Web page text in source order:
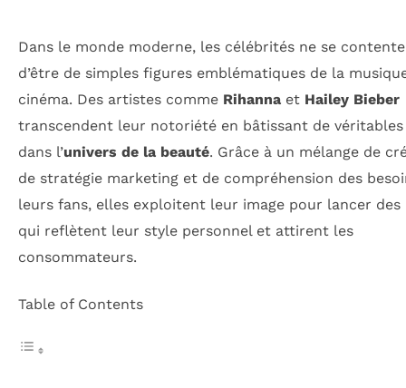
Dans le monde moderne, les célébrités ne se
d’être de simples figures emblématiques de la
cinéma. Des artistes comme Rihanna et Hailey Bieber
transcendent leur notoriété en bâtissant de véritables
dans l’univers de la beauté. Grâce à un mélange de
de stratégie marketing et de compréhension des
leurs fans, elles exploitent leur image pour lancer des
qui reflètent leur style personnel et attirent les
consommateurs.
Table of Contents